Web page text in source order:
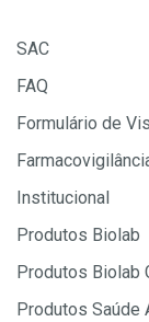
SAC
FAQ
Formulário de
Institucional
Produtos Biolab
Produtos Biolab
Produtos Saúde